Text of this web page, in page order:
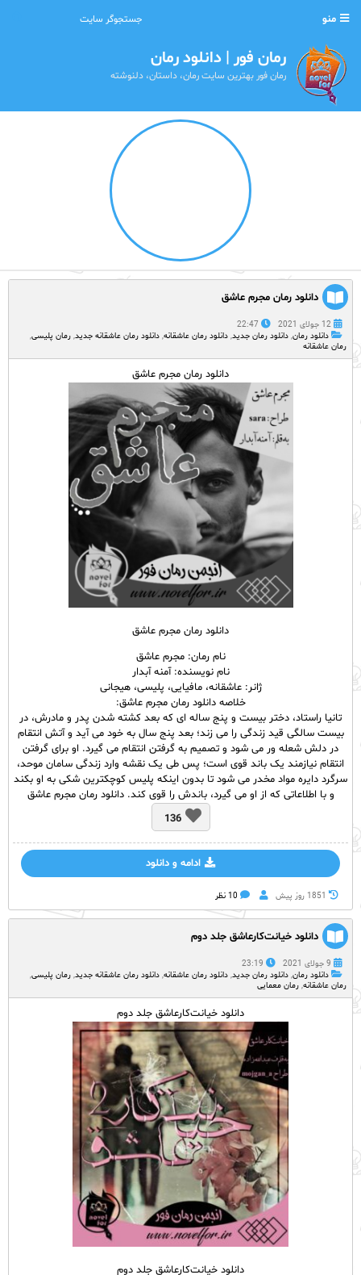
منو
رمان فور | دانلود رمان
رمان فور بهترین سایت رمان، داستان، دلنوشته
دانلود رمان مجرم عاشق
12 جولای 2021
22:47
دانلود رمان, دانلود رمان جدید, دانلود رمان عاشقانه, دانلود رمان عاشقانه جدید, رمان پلیسی,
رمان عاشقانه
دانلود رمان مجرم عاشق
دانلود رمان مجرم عاشق
نام رمان: مجرم عاشق
نام نویسنده: آمنه آبدار
ژانر: عاشقانه، مافیایی، پلیسی، هیجانی
خلاصه دانلود رمان مجرم عاشق:
تانیا راستاد، دختر بیست و پنج ساله ای که بعد کشته شدن پدر و مادرش، در
بیست سالگی قید زندگی را می زند؛ بعد پنج سال به خود می آید و آتش انتقام
در دلش شعله ور می شود و تصمیم به گرفتن انتقام می گیرد. او برای گرفتن
انتقام نیازمند یک باند قوی است؛ پس طی یک نقشه وارد زندگی سامان موحد،
سرگرد دایره مواد مخدر می شود تا بدون اینکه پلیس کوچکترین شکی به او بکند
و با اطلاعاتی که از او می گیرد، باندش را قوی کند. دانلود رمان مجرم عاشق
136
ادامه و دانلود
1851 روز پيش 10 نظر
دانلود خیانت‌کارعاشق جلد دوم
9 جولای 2021
23:19
دانلود رمان, دانلود رمان جدید, دانلود رمان عاشقانه, دانلود رمان عاشقانه جدید, رمان پلیسی,
رمان عاشقانه, رمان معمایی
دانلود خیانت‌کارعاشق جلد دوم
دانلود خیانت‌کارعاشق جلد دوم